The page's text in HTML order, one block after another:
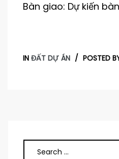
Bàn giao: Dự kiến
IN ĐẤT DỰ ÁN POSTED